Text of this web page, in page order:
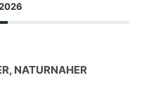
NATURNAHER